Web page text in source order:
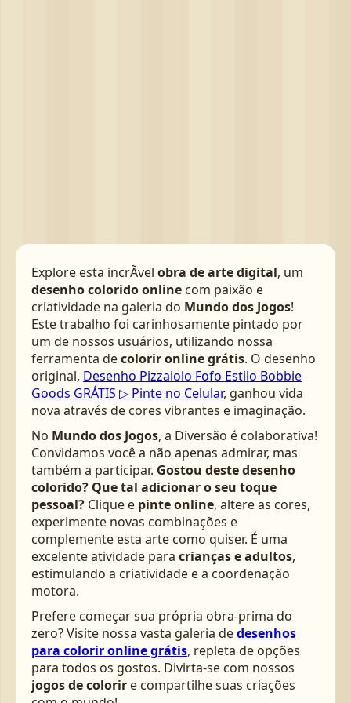
Explore esta incrÃ­vel obra de arte digital, um
desenho colorido online com paixão e
criatividade na galeria do Mundo dos Jogos!
Este trabalho foi carinhosamente pintado por
um de nossos usuários, utilizando nossa
ferramenta decolorir online grátis. O desenho
original, Desenho Pizzaiolo Fofo Estilo Bobbie
Goods GRÁTIS ▷ Pinte no Celular, ganhou vida
nova através de cores vibrantes e imaginação.
No Mundo dos Jogos, a Diversão é colaborativa!
Convidamos você a não apenas admirar, mas
também a participar. Gostou deste desenho
colorido? Que tal adicionar o seu toque
pessoal? Clique e pinte online, altere as cores,
experimente novas combinações e
complemente esta arte como quiser. É uma
excelente atividade para crianças e adultos,
estimulando a criatividade e a coordenação
motora.
Prefere começar sua própria obra-prima do
zero? Visite nossa vasta galeria dedesenhos
para colorir online grátis, repleta de opções
para todos os gostos. Divirta-se com nossos
jogos de colorir e compartilhe suas criações